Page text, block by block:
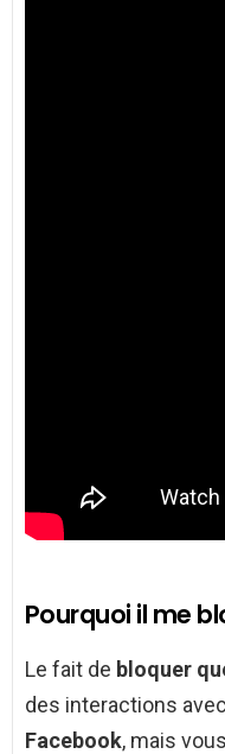
Pourquoi il me
Le fait de bloquer
des interactions
Facebook, mais